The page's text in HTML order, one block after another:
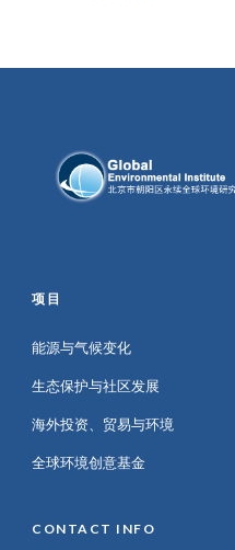
项目
能源与气候变化
生态保护与社区发展
海外投资、贸易与环境
全球环境创意基金
CONTACT INFO